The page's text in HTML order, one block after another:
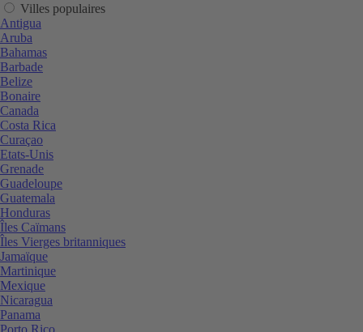
Villes populaires
Antigua
Aruba
Bahamas
Barbade
Belize
Bonaire
Canada
Costa Rica
Curaçao
Etats-Unis
Grenade
Guadeloupe
Guatemala
Honduras
Îles Caïmans
Îles Vierges britanniques
Jamaïque
Martinique
Mexique
Nicaragua
Panama
Porto Rico